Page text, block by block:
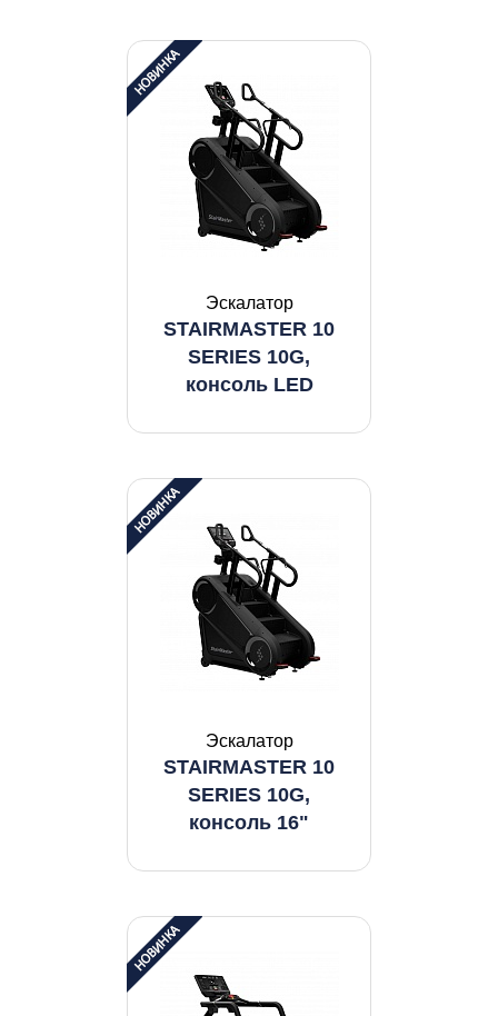
Эскалатор
STAIRMASTER 10
SERIES 10G,
консоль LED
Эскалатор
STAIRMASTER 10
SERIES 10G,
консоль 16"